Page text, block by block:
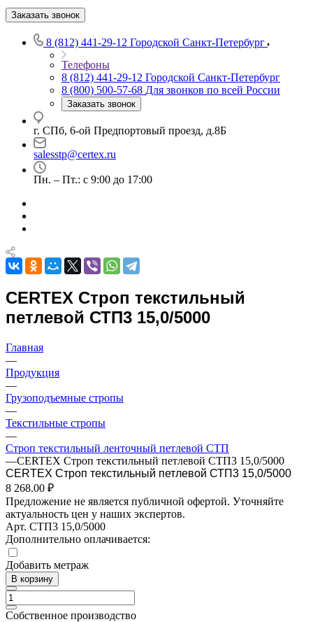
Заказать звонок
8 (812) 441-29-12 Городской Санкт-Петербург
Телефоны
8 (812) 441-29-12 Городской Санкт-Петербург
8 (800) 500-57-68 Для звонков по всей России
Заказать звонок
г. СПб, 6-ой Предпортовый проезд, д.8Б
salesstp@certex.ru
Пн. – Пт.: с 9:00 до 17:00
CERTEX Строп текстильный
петлевой СТП3 15,0/5000
Главная
—
Продукция
—
Грузоподъемные стропы
—
Текстильные стропы
—
Строп текстильный ленточный петлевой СТП
—CERTEX Строп текстильный петлевой СТП3 15,0/5000
CERTEX Строп текстильный петлевой СТП3 15,0/5000
8 268.00 ₽
Предложение не является публичной офертой. Уточняйте
актуальность цен у наших экспертов.
Арт. СТП3 15,0/5000
Дополнительно оплачивается:
Добавить метраж
В корзину
Собственное производство